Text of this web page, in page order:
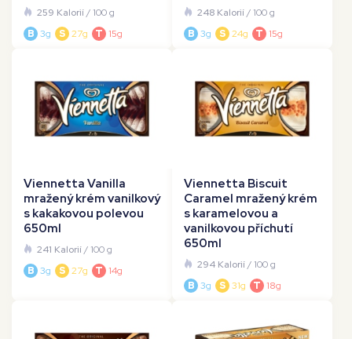
259 Kalorií/ 100 g
B 3g S 27g T 15g
248 Kalorií/ 100 g
B 3g S 24g T 15g
Viennetta Vanilla
mražený krém vanilkový
s kakakovou polevou
650ml
241 Kalorií/ 100 g
B 3g S 27g T 14g
Viennetta Biscuit
Caramel mražený krém
s karamelovou a
vanilkovou příchutí
650ml
294 Kalorií/ 100 g
B 3g S 31g T 18g